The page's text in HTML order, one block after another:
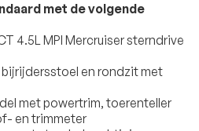
met de volgende
4.5L MPI Mercruiser sterndrive
en rondzit met
met powertrim, toerenteller
en trimmeter